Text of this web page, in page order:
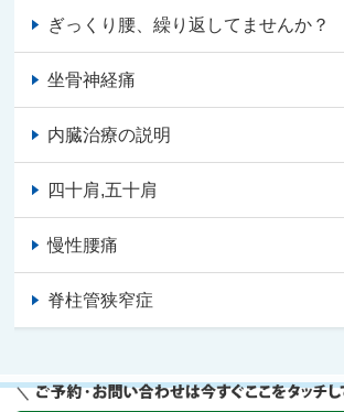
ぎっくり腰、繰り返してませんか？
坐骨神経痛
内臓治療の説明
四十肩,五十肩
慢性腰痛
脊柱管狭窄症